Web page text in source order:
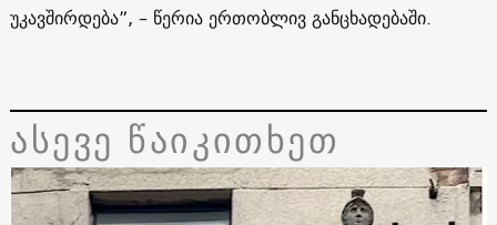
უკავშირდება”, – წერია ერთობლივ განცხადებაში.
ასევე წაიკითხეთ